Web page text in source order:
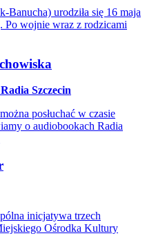
urodziła się 16 maja
wojnie wraz z rodzicami
Szczecin
posłuchać w czasie
o audiobookach Radia
inicjatywa trzech
Ośrodka Kultury